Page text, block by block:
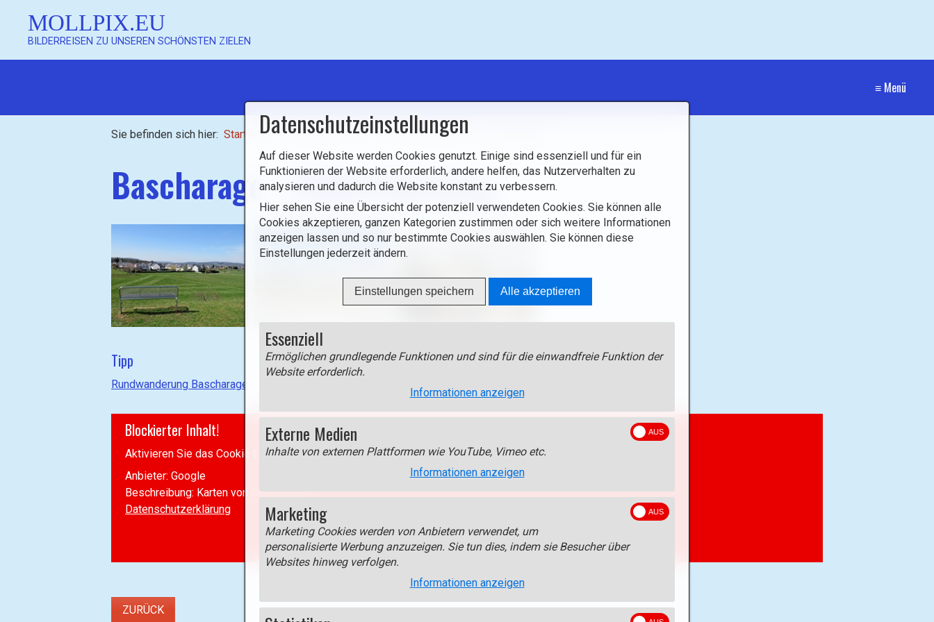
MOLLPIX.EU
BILDERREISEN ZU UNSEREN SCHÖNSTEN ZIELEN
≡ Menü
Mollpix
Sie befinden sich hier: Startseite / Luxemburg / Orte / Zentrum und Westen
Bascharage - Nidderkäerjeng
Tipp
Rundwanderung Bascharage
Blockierter Inhalt!
Aktivieren Sie das Cookie Externe Medien > Google Mapsum diesen Inhalt anzuzeigen!
Anbieter: Google
Beschreibung: Karten von Google Maps.
Datenschutzerklärung
Cookie aktivieren
ZURÜCK
Datenschutzeinstellungen
Auf dieser Website werden Cookies genutzt. Einige sind essenziell und für ein
Funktionieren der Website erforderlich, andere helfen, das Nutzerverhalten zu
analysieren und dadurch die Website konstant zu verbessern.
Hier sehen Sie eine Übersicht der potenziell verwendeten Cookies. Sie können alle
Cookies akzeptieren, ganzen Kategorien zustimmen oder sich weitere Informationen
anzeigen lassen und so nur bestimmte Cookies auswählen. Sie können diese
Einstellungen jederzeit ändern.
Einstellungen speichern Alle akzeptieren
Essenziell
Ermöglichen grundlegende Funktionen und sind für die einwandfreie Funktion der
Website erforderlich.
Informationen anzeigen
Externe Medien
Inhalte von externen Plattformen wie YouTube, Vimeo etc.
Informationen anzeigen
Marketing
Marketing Cookies werden von Anbietern verwendet, um
personalisierte Werbung anzuzeigen. Sie tun dies, indem sie Besucher über
Websites hinweg verfolgen.
Informationen anzeigen